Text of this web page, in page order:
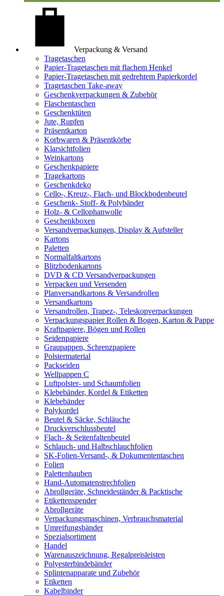
Verpackung & Versand
Tragetaschen
Papier-Tragetaschen mit flachem Henkel
Papier-Tragetaschen mit gedrehtem Papierkordel
Tragetaschen Take-away
Geschenkverpackungen & Zubehör
Flaschentaschen
Geschenktüten
Jute, Rupfen
Präsentkarton
Korbwaren & Präsentkörbe
Klarsichtfolien
Weinkartons
Geschenkpapiere
Tragekartons
Geschenkdeko
Cello-, Kreuz-, Flach- und Blockbodenbeutel
Geschenk- Stoff- & Polybänder
Holz- & Cellophanwolle
Geschenkboxen
Versandverpackungen, Display & Aufsteller
Kartons
Paletten
Normalfaltkartons
Blitzbodenkartons
DVD & CD Versandverpackungen
Verpacken und Versenden
Planversandkartons & Versandrollen
Versandkartons
Versandrollen, Trapez-, Teleskopverpackungen
Verpackungspapier Rollen & Bogen, Karton & Pappe
Kraftpapiere, Bögen und Rollen
Seidenpapiere
Graupappen, Schrenzpapiere
Polstermaterial
Packseiden
Wellpappen C
Luftpolster- und Schaumfolien
Klebebänder, Kordel & Etiketten
Klebebänder
Polykordel
Beutel & Säcke, Schläuche
Druckverschlussbeutel
Flach- & Seitenfaltenbeutel
Schlauch- und Halbschlauchfolien
SK-Folien-Versand-, & Dokumententaschen
Folien
Palettenhauben
Hand-Automatenstrechfolien
Abrollgeräte, Schneideständer & Packtische
Etikettenspender
Abrollgeräte
Verpackungsmaschinen, Verbrauchsmaterial
Umreifungsbänder
Spezialsortiment
Handel
Warenauszeichnung, Regalpreisleisten
Polyesterbindebänder
Splintenapparate und Zubehör
Etiketten
Kabelbinder